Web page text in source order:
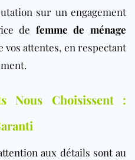
sur un engagement
de femme de ménage
vos attentes, en respectant
Nous Choisissent :
aux détails sont au